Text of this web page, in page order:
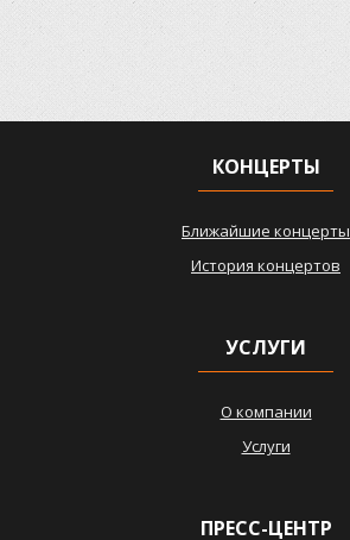
КОНЦЕРТЫ
Ближайшие концерты
История концертов
УСЛУГИ
О компании
Услуги
ПРЕСС-ЦЕНТР